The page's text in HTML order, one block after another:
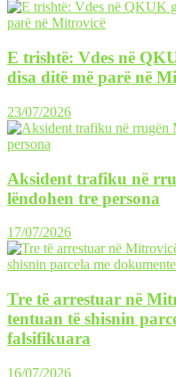
E trishtë: Vdes në
disa ditë më parë në
23/07/2026
Aksident trafiku në
lëndohen tre persona
17/07/2026
Tre të arrestuar në
tentuan të shisnin
falsifikuara
16/07/2026